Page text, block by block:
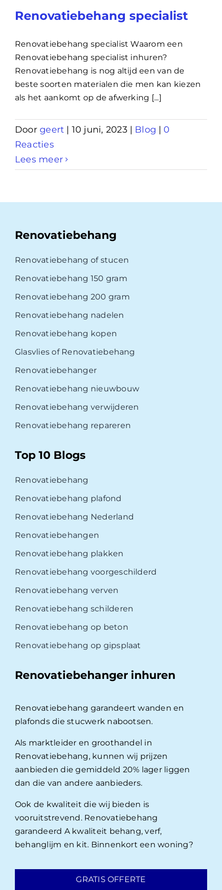
Renovatiebehang specialist
Renovatiebehang specialist Waarom een
Renovatiebehang specialist inhuren?
Renovatiebehang is nog altijd een van de
beste soorten materialen die men kan kiezen
als het aankomt op de afwerking [...]
Doorgeert | 10 juni, 2023 | Blog | 0
Reacties
Lees meer
Renovatiebehang
Renovatiebehang of stucen
Renovatiebehang 150 gram
Renovatiebehang 200 gram
Renovatiebehang nadelen
Renovatiebehang kopen
Glasvlies of Renovatiebehang
Renovatiebehanger
Renovatiebehang nieuwbouw
Renovatiebehang verwijderen
Renovatiebehang repareren
Top 10 Blogs
Renovatiebehang
Renovatiebehang plafond
Renovatiebehang Nederland
Renovatiebehangen
Renovatiebehang plakken
Renovatiebehang voorgeschilderd
Renovatiebehang verven
Renovatiebehang schilderen
Renovatiebehang op beton
Renovatiebehang op gipsplaat
Renovatiebehanger inhuren
Renovatiebehang garandeert wanden en
plafonds die stucwerk nabootsen.
Als marktleider en groothandel in
Renovatiebehang, kunnen wij prijzen
aanbieden die gemiddeld 20% lager liggen
dan die van andere aanbieders.
Ook de kwaliteit die wij bieden is
vooruitstrevend. Renovatiebehang
garandeerd A kwaliteit behang, verf,
behanglijm en kit. Binnenkort een woning?
GRATIS OFFERTE